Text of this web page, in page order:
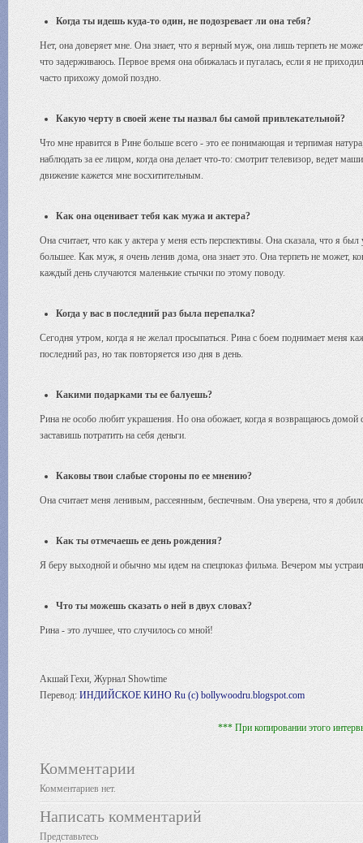
Когда ты идешь куда-то один, не подозревает ли она тебя?
Нет, она доверяет мне. Она знает, что я верный муж, она лишь терпеть не
что задерживаюсь. Первое время она обижалась и пугалась, если я не
часто прихожу домой поздно.
Какую черту в своей жене ты назвал бы самой привлекательной?
Что мне нравится в Рине больше всего - это ее понимающая и терпимая
наблюдать за ее лицом, когда она делает что-то: смотрит телевизор, ведет
движение кажется мне восхитительным.
Как она оценивает тебя как мужа и актера?
Она считает, что как у актера у меня есть перспективы. Она сказала, что я
большее. Как муж, я очень ленив дома, она знает это. Она терпеть не может,
каждый день случаются маленькие стычки по этому поводу.
Когда у вас в последний раз была перепалка?
Сегодня утром, когда я не желал просыпаться. Рина с боем поднимает меня
последний раз, но так повторяется изо дня в день.
Какими подарками ты ее балуешь?
Рина не особо любит украшения. Но она обожает, когда я возвращаюсь
заставишь потратить на себя деньги.
Каковы твои слабые стороны по ее мнению?
Она считает меня ленивым, рассеянным, беспечным. Она уверена, что я
Как ты отмечаешь ее день рождения?
Я беру выходной и обычно мы идем на спецпоказ фильма. Вечером мы
Что ты можешь сказать о ней в двух словах?
Рина - это лучшее, что случилось со мной!
Акшай Гехи, Журнал Showtime
Перевод: ИНДИЙСКОЕ КИНО Ru (c) bollywoodru.blogspot.com
*** При копировании этого
Комментарии
Комментариев нет.
Написать комментарий
Представьтесь